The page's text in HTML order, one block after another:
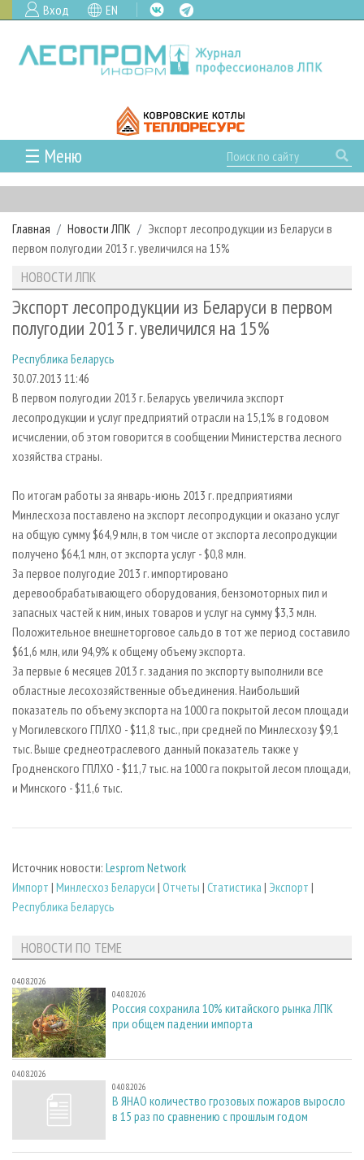
Вход EN
☰ Меню
ГЛАВНАЯ
РУБРИКИ И ТЕМЫ
РУБРИКИ ЖУРНАЛА
ЛЕСОЗАГОТОВКА
ЛЕСОПИЛЕНИЕ
СУШКА ДРЕВЕСИНЫ
ПРОИЗВОДСТВО ДРЕВЕСНЫХ ПЛИТ
ДЕРЕВЯННОЕ ДОМОСТРОЕНИЕ
ПРОИЗВОДСТВО МЕБЕЛИ
ЦБП
ИНСТРУМЕНТ И МАТЕРИАЛЫ
НОВОСТИ
НОВОСТИ ЛПК
НОВОСТИ ЖУРНАЛА
ПРОЕКТЫ ЛПИ
АНАЛИТИКА
ПРЕДПРИЯТИЯ ЛПК
ПЕРСОНЫ
МОБИЛЬНЫЕ ВЫСТАВКИ
ОФИЦИАЛЬНЫЕ ДЕЛЕГАЦИИ
ПРИОРИТЕТНЫЕ ИНВЕСТПРОЕКТЫ
ГАЗЕТА ЛЕСПРОМФОРУМ
БИБЛИОТЕКА СПЕЦИАЛИСТА
АРХИВ ЖУРНАЛОВ
СТАТЬИ
О ЖУРНАЛЕ
ПОДПИСКА
КОНТАКТЫ
РЕКЛАМОДАТЕЛЯМ
РЕКЛАМА
РЕКЛАМА НА САЙТЕ
Главная Новости ЛПК
Экспорт лесопродукции из Беларуси в
первом полугодии 2013 г. увеличился на 15%
НОВОСТИ ЛПК
Экспорт лесопродукции из Беларуси в первом
полугодии 2013 г. увеличился на 15%
Республика Беларусь
30.07.2013 11:46
В первом полугодии 2013 г. Беларусь увеличила экспорт
лесопродукции и услуг предприятий отрасли на 15,1% в годовом
исчислении, об этом говорится в сообщении Министерства лесного
хозяйства страны.
По итогам работы за январь-июнь 2013 г. предприятиями
Минлесхоза поставлено на экспорт лесопродукции и оказано услуг
на общую сумму $64,9 млн, в том числе от экспорта лесопродукции
получено $64,1 млн, от экспорта услуг - $0,8 млн.
За первое полугодие 2013 г. импортировано
деревообрабатывающего оборудования, бензомоторных пил и
запасных частей к ним, иных товаров и услуг на сумму $3,3 млн.
Положительное внешнеторговое сальдо в тот же период составило
$61,6 млн, или 94,9% к общему объему экспорта.
За первые 6 месяцев 2013 г. задания по экспорту выполнили все
областные лесохозяйственные объединения. Наибольший
показатель по объему экспорта на 1000 га покрытой лесом площади
у Могилевского ГПЛХО - $11,8 тыс., при средней по Минлесхозу $9,1
тыс. Выше среднеотраслевого данный показатель также у
Гродненского ГПЛХО - $11,7 тыс. на 1000 га покрытой лесом площади,
и Минского - $11,6 тыс.
Источник новости: Lesprom Network
Импорт | Минлесхоз Беларуси | Отчеты | Статистика | Экспорт |
Республика Беларусь
НОВОСТИ ПО ТЕМЕ
04.08.2026
04.08.2026
Россия сохранила 10% китайского рынка ЛПК
при общем падении импорта
04.08.2026
04.08.2026
В ЯНАО количество грозовых пожаров выросло
в 15 раз по сравнению с прошлым годом